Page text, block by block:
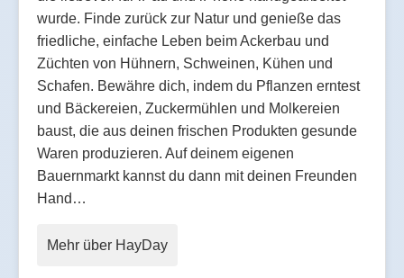
wurde. Finde zurück zur Natur und genieße das
friedliche, einfache Leben beim Ackerbau und
Züchten von Hühnern, Schweinen, Kühen und
Schafen. Bewähre dich, indem du Pflanzen erntest
und Bäckereien, Zuckermühlen und Molkereien
baust, die aus deinen frischen Produkten gesunde
Waren produzieren. Auf deinem eigenen
Bauernmarkt kannst du dann mit deinen Freunden
Hand…
Mehr über HayDay